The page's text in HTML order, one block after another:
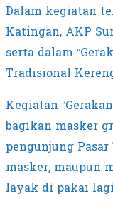
Dalam kegiatan
Katingan, AKP
serta dalam
Tradisional
Kegiatan
bagikan masker
pengunjung
masker, maupun
layak di pakai